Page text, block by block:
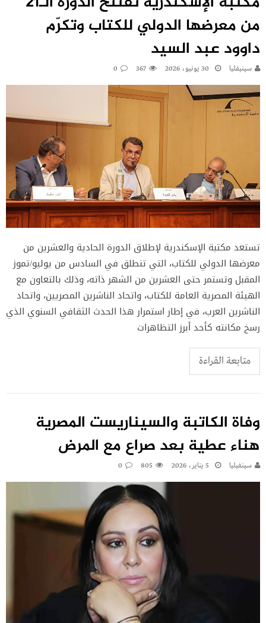
من معرضها الدولي للكتاب وتكرّم
داوود عبد السيد
سينيفليا 30 يونيو، 2026 367
0
تستعد مكتبة الإسكندرية لإطلاق الدورة الحادية والعشرين من
معرضها الدولي للكتاب، التي تنطلق في السادس من يوليو/تموز
المقبل وتستمر حتى العشرين من الشهر ذاته، وذلك بالتعاون مع
الهيئة المصرية العامة للكتاب، واتحاد الناشرين المصريين، واتحاد
الناشرين العرب، في إطار استمرار هذا الحدث الثقافي السنوي الذي
رسخ مكانته كأحد أبرز التظاهرات
متابعة القراءة
وفاة الكاتبة والسيناريست المصرية
هناء عطية بعد صراع مع المرض
سينفيليا 5 يناير، 2026 805
0